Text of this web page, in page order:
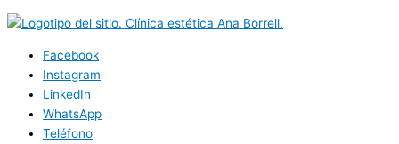
Facebook
Instagram
LinkedIn
WhatsApp
Teléfono